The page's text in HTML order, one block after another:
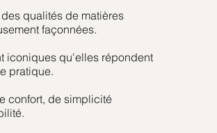
qualités de matières
façonnées.
iconiques qu'elles répondent
pratique.
confort, de simplicité